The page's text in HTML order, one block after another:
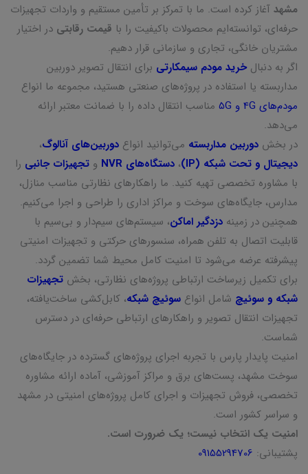
مشهد آغاز کرده است. ما با تمرکز بر تأمین مستقیم و واردات تجهیزات
حرفه‌ای، توانسته‌ایم محصولات باکیفیت را با قیمت رقابتی در اختیار
مشتریان خانگی، تجاری و سازمانی قرار دهیم.
اگر به دنبالخرید مودم سیمکارتی برای انتقال تصویر دوربین
مداربسته یا استفاده در پروژه‌های صنعتی هستید، مجموعه ما انواع
مودم‌های 4G و 5G
مناسب انتقال داده را با ضمانت معتبر ارائه
می‌دهد.
در بخش دوربین مداربسته می‌توانید انواع دوربین‌های آنالوگ،
دیجیتال و تحت شبکه (IP)
، دستگاه‌های NVR و تجهیزات جانبی را
با مشاوره تخصصی تهیه کنید. ما راهکارهای نظارتی مناسب منازل،
مدارس، جایگاه‌های سوخت و مراکز اداری را طراحی و اجرا می‌کنیم.
همچنین در زمینه دزدگیر اماکن، سیستم‌های سیم‌دار و بی‌سیم با
قابلیت اتصال به تلفن همراه، سنسورهای حرکتی و تجهیزات امنیتی
پیشرفته عرضه می‌شود تا امنیت کامل محیط شما تضمین گردد.
برای تکمیل زیرساخت ارتباطی پروژه‌های نظارتی، بخش تجهیزات
شبکه و سوئیچ شامل انواع سوئیچ شبکه، کابل‌کشی ساخت‌یافته،
تجهیزات انتقال تصویر و راهکارهای ارتباطی حرفه‌ای در دسترس
شماست.
امنیت پایدار پارس با تجربه اجرای پروژه‌های گسترده در جایگاه‌های
سوخت مشهد، پست‌های برق و مراکز آموزشی، آماده ارائه مشاوره
تخصصی، فروش تجهیزات و اجرای کامل پروژه‌های امنیتی در مشهد
و سراسر کشور است.
امنیت یک انتخاب نیست؛ یک ضرورت است.
پشتیبانی: 09155294706